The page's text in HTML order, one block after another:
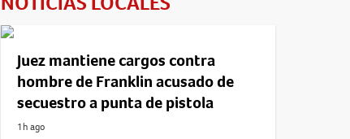
Juez mantiene cargos contra
hombre de Franklin acusado de
secuestro a punta de pistola
1h ago